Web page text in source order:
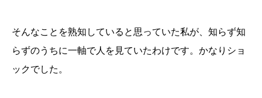
そんなことを熟知していると思っていた私が、知らず知
らずのうちに一軸で人を見ていたわけです。かなりショ
ックでした。